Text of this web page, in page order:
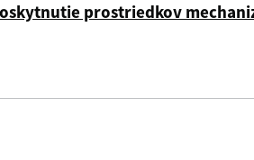
prostriedkov